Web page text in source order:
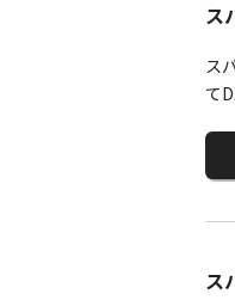
ス
ス
て
ス